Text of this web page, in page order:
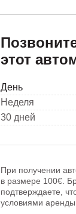
этот
День
Неделя
30 дней
При получении
в размере 100€.
подтверждаете,
условиями аренды.